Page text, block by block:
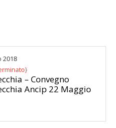
2018
– Convegno
Ancip 22 Maggio